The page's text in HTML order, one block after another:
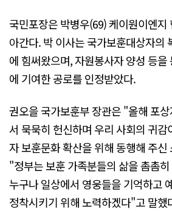
국민포장은 박병우(69) 케이원이엔
아간다. 박 이사는 국가보훈대상자의
에 힘써왔으며, 자원봉사자 양성 등
에 기여한 공로를 인정받았다.
권오을 국가보훈부 장관은 "올해 포
서 묵묵히 헌신하며 우리 사회의 귀
자 보훈문화 확산을 위해 동행해 주
"정부는 보훈 가족분들의 삶을 촘촘
누구나 일상에서 영웅들을 기억하고
정착시키기 위해 노력하겠다"고 말했